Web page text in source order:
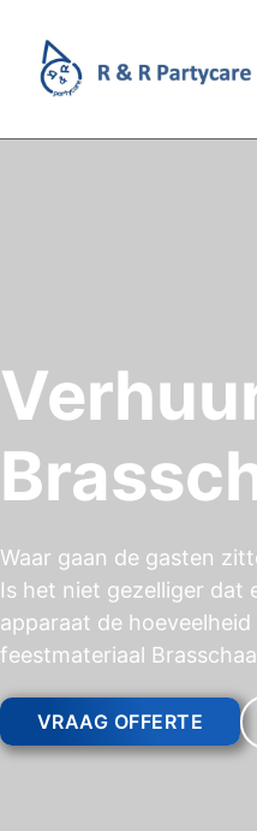
Waar gaan de gasten
Is het niet gezelliger dat
apparaat de
feestmateriaal
VRAAG OFFERTE